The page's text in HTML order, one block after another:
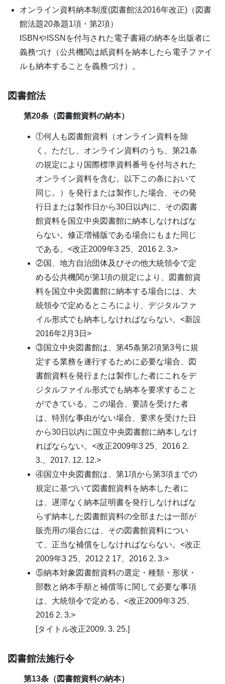
オンライン資料納本制度(図書館法2016年改正)（図書
館法題20条題1項・第2項）
ISBNやISSNを付与された電子書籍の納本を出版者に
義務づけ（公共機関は紙資料を納本したら電子ファイ
ルも納本することを義務づけ）。
図書館法
第20条（図書館資料の納本）
①何人も図書館資料（オンライン資料を除
く。ただし、オンライン資料のうち、第21条
の規定により国際標準資料番号を付与された
オンライン資料を含む。以下この条において
同じ。）を発行または製作した場合、その発
行日または製作日から30日以内に、その図書
館資料を国立中央図書館に納本しなければな
らない。修正増補版である場合にもまた同じ
である。<改正2009年3 25、2016 2. 3.>
②国、地方自治団体及びその他大統領令で定
める公共機関が第1項の規定により、図書館資
料を国立中央図書館に納本する場合には、大
統領令で定めるところにより、デジタルファ
イル形式でも納本しなければならない。<新設
2016年2月3日>
③国立中央図書館は、第45条第2項第3号に規
定する業務を遂行するために必要な場合、図
書館資料を発行または製作した者にこれをデ
ジタルファイル形式でも納本を要求すること
ができている。この場合、要請を受けた者
は、特別な事由がない場合、要求を受けた日
から30日以内に国立中央図書館に納本しなけ
ればならない。<改正2009年3 25、2016 2.
3.、2017. 12. 12.>
④国立中央図書館は、第1項から第3項までの
規定に基づいて図書館資料を納本した者に
は、遅滞なく納本証明書を発行しなければな
らず納本した図書館資料の全部または一部が
販売用の場合には、その図書館資料につい
て、正当な補償をしなければならない。<改正
2009年3 25、2012 2 17、2016 2. 3.>
⑤納本対象図書館資料の選定・種類・形状・
部数と納本手順と補償等に関して必要な事項
は、大統領令で定める。<改正2009年3 25、
2016 2. 3.>
[タイトル改正2009. 3. 25.]
図書館法施行令
第13条（図書館資料の納本）